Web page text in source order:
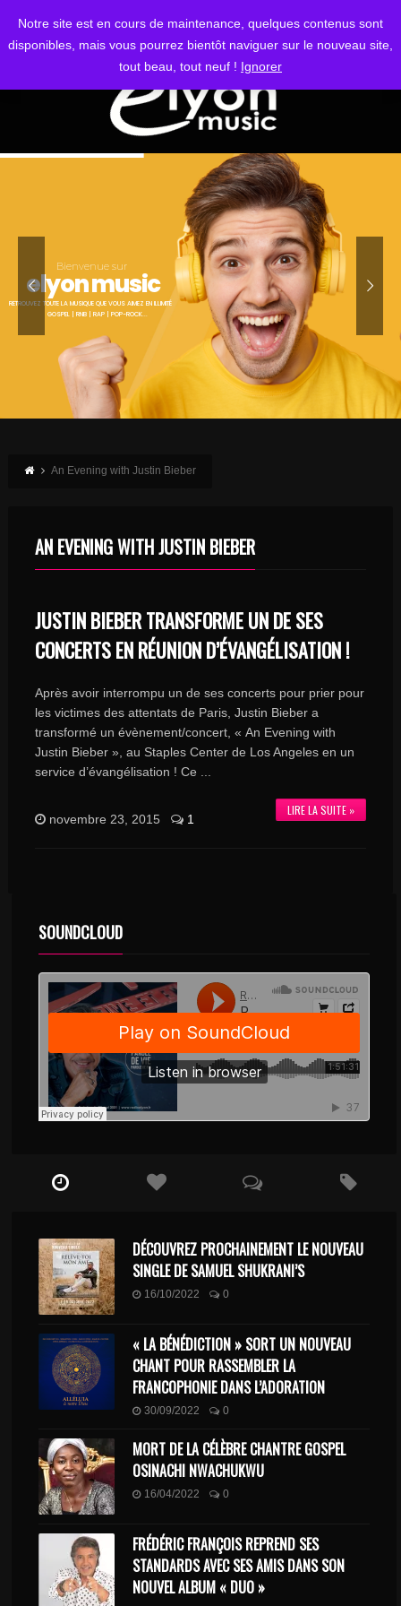
Notre site est en cours de maintenance, quelques contenus sont
disponibles, mais vous pourrez bientôt naviguer sur le nouveau site,
tout beau, tout neuf ! Ignorer
S'IDENTIFIER
Bienvenue sur
elyon music
RETROUVEZ TOUTE LA MUSIQUE QUE VOUS AIMEZ EN ILLIMITÉ
GOSPEL | RNB | RAP | POP-ROCK...
An Evening with Justin Bieber
AN EVENING WITH JUSTIN BIEBER
JUSTIN BIEBER TRANSFORME UN DE SES
CONCERTS EN RÉUNION D’ÉVANGÉLISATION !
Après avoir interrompu un de ses concerts pour prier pour
les victimes des attentats de Paris, Justin Bieber a
transformé un évènement/concert, « An Evening with
Justin Bieber », au Staples Center de Los Angeles en un
service d’évangélisation ! Ce ...
LIRE LA SUITE »
novembre 23, 2015 1
SOUNDCLOUD
DÉCOUVREZ PROCHAINEMENT LE NOUVEAU
SINGLE DE SAMUEL SHUKRANI’S
16/10/2022 0
« LA BÉNÉDICTION » SORT UN NOUVEAU
CHANT POUR RASSEMBLER LA
FRANCOPHONIE DANS L’ADORATION
30/09/2022 0
MORT DE LA CÉLÈBRE CHANTRE GOSPEL
OSINACHI NWACHUKWU
16/04/2022 0
FRÉDÉRIC FRANÇOIS REPREND SES
STANDARDS AVEC SES AMIS DANS SON
NOUVEL ALBUM « DUO »